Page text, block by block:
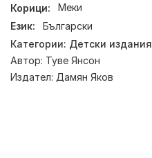
Корици:
Меки
Език:
Български
Категории: Детски издания
Автор: Туве Янсон
Издател: Дамян Яков